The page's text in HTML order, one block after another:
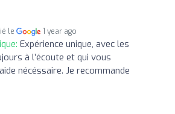
le 1 year ago
Expérience unique, avec les
à l’écoute et qui vous
nécéssaire. Je recommande